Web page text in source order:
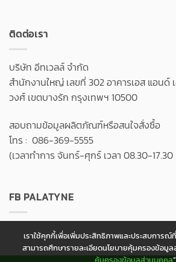
ติดต่อเรา
บริษัท อีทเวลล์ จำกัด
สำนักงานใหญ่ เลขที่ 302 อาคารเอส แอน
วงศ์ เขตบางรัก กรุงเทพฯ 10500
สอบถามข้อมูลผลิตภัณฑ์หรือสนใจสั่งซื้อ
โทร : 086-369-5555
(เวลาทำการ จันทร์-ศุกร์ เวลา 08.30-17.30
FB PALATYNE
เราใช้คุกกี้เพื่อเพิ่มประสิทธิภาพและประสบการณ์
สามารถศึกษารายละเอียดนโยบายคุ้มครองข้อมู
คุ้มครองข้อมูลส่วนบุคคล”